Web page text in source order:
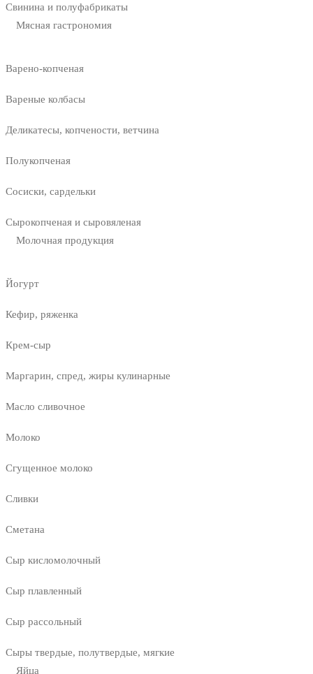
Свинина и полуфабрикаты
Мясная гастрономия
Варено-копченая
Вареные колбасы
Деликатесы, копчености, ветчина
Полукопченая
Сосиски, сардельки
Сырокопченая и сыровяленая
Молочная продукция
Йогурт
Кефир, ряженка
Крем-сыр
Маргарин, спред, жиры кулинарные
Масло сливочное
Молоко
Сгущенное молоко
Сливки
Сметана
Сыр кисломолочный
Сыр плавленный
Сыр рассольный
Сыры твердые, полутвердые, мягкие
Яйца